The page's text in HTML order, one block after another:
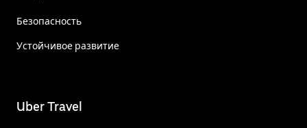
Безопасность
Устойчивое развитие
Uber Travel